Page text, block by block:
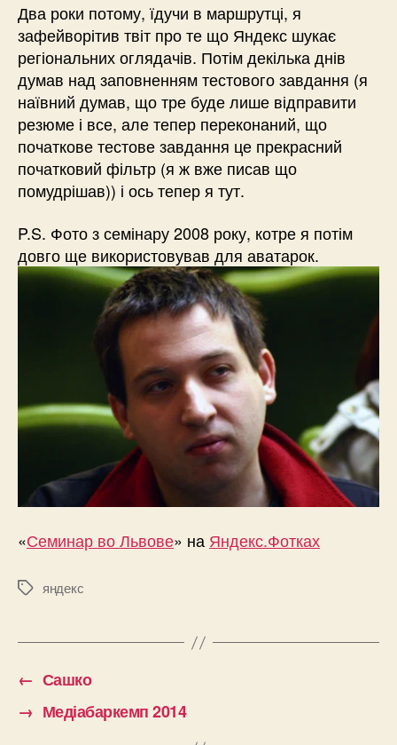
Два роки потому, їдучи в маршрутці, я
зафейворітив твіт про те що Яндекс шукає
регіональних оглядачів. Потім декілька днів
думав над заповненням тестового завдання (я
наївний думав, що тре буде лише відправити
резюме і все, але тепер переконаний, що
початкове тестове завдання це прекрасний
початковий фільтр (я ж вже писав що
помудрішав)) і ось тепер я тут.
P.S. Фото з семінару 2008 року, котре я потім
довго ще використовував для аватарок.
«Семинар во Львове» на Яндекс.Фотках
Позначки
яндекс
← Сашко
→ Медіабаркемп 2014